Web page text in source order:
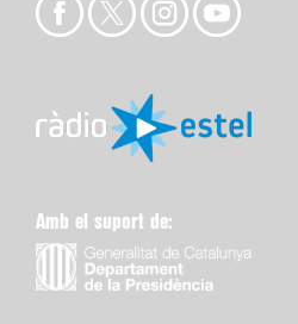
Amb el suport de: